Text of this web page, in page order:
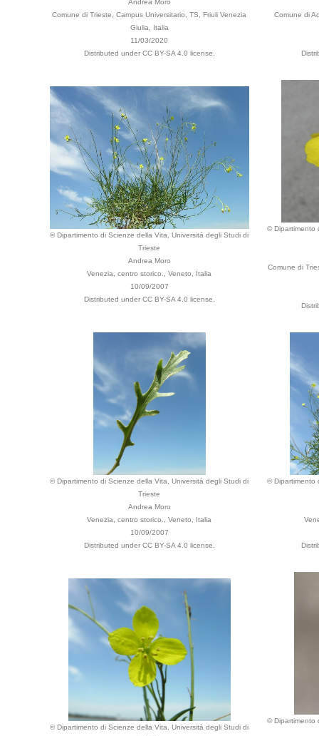
Andrea Moro
Comune di Trieste, Campus Universitario, TS, Friuli Venezia
Giulia, Italia
11/03/2020
Distributed under CC BY-SA 4.0 license.
Comune di
© Dipartimento di Scienze della Vita, Università degli Studi di
Trieste
Andrea Moro
Venezia, centro storico., Veneto, Italia
10/09/2007
Distributed under CC BY-SA 4.0 license.
© Dipartimento
Comune di
© Dipartimento di Scienze della Vita, Università degli Studi di
Trieste
Andrea Moro
Venezia, centro storico., Veneto, Italia
10/09/2007
Distributed under CC BY-SA 4.0 license.
© Dipartimento
© Dipartimento di Scienze della Vita, Università degli Studi di
© Dipartimento